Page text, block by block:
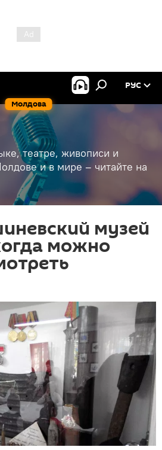
Молдова
РУС
театре, живописи и
и в мире – читайте на
музей
можно